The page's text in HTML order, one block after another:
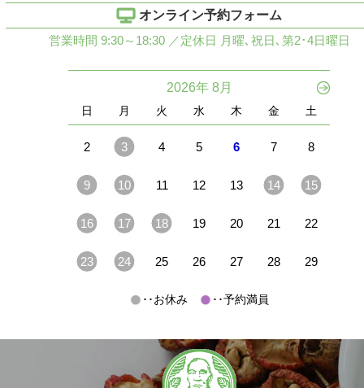
オンライン予約フォーム
営業時間 9:30～18:30 ／定休日 月曜､祝日､第2･4日曜日
2026年 8月
日 月 火 水 木 金 土
2 3 4 5 6 7 8
9 10 11 12 13 14 15
16 17 18 19 20 21 22
23 24 25 26 27 28 29
･･お休み ･･予約満員